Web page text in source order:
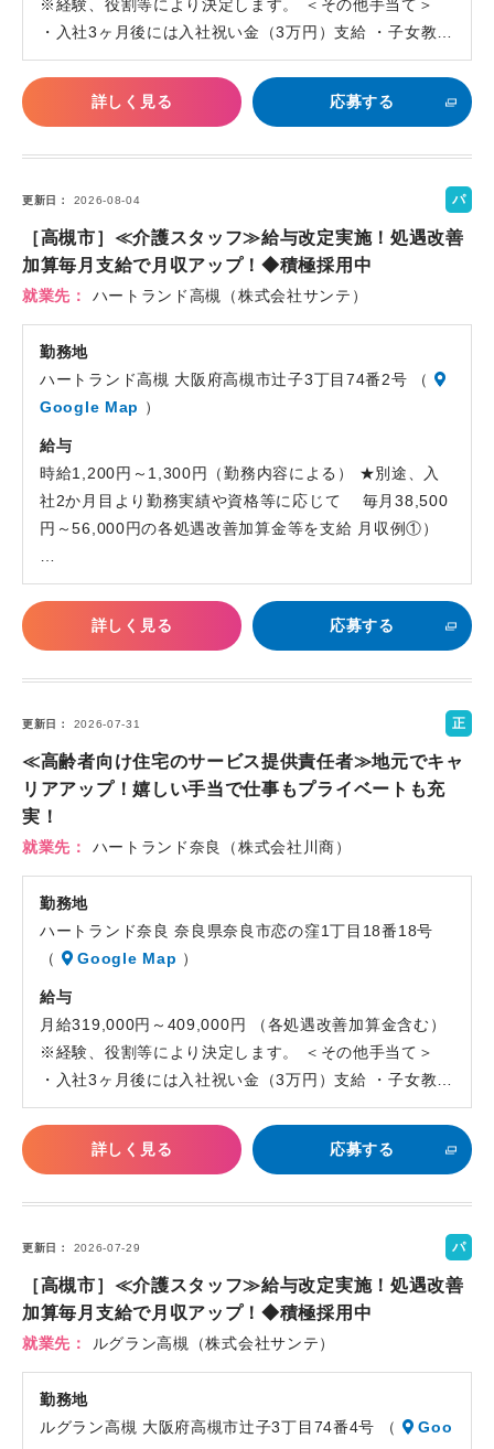
※経験、役割等により決定します。 ＜その他手当て＞
・入社3ヶ月後には入社祝い金（3万円）支給 ・子女教…
詳しく見る 応募する
更新日 2026-08-04
パ
ー
［高槻市］≪介護スタッフ≫給与改定実施！処遇改善
加算毎月支給で月収アップ！◆積極採用中
就業先 ハートランド高槻（株式会社サンテ）
勤務地
ハートランド高槻 大阪府高槻市辻子3丁目74番2号 （
Google Map ）
給与
時給1,200円～1,300円（勤務内容による） ★別途、入
社2か月目より勤務実績や資格等に応じて 毎月38,500
円～56,000円の各処遇改善加算金等を支給 月収例①）
詳しく見る 応募する
更新日 2026-07-31
正
≪高齢者向け住宅のサービス提供責任者≫地元でキャ
リアアップ！嬉しい手当で仕事もプライベートも充
実！
就業先 ハートランド奈良（株式会社川商）
勤務地
ハートランド奈良 奈良県奈良市恋の窪1丁目18番18号
（
Google Map ）
給与
月給319,000円～409,000円 （各処遇改善加算金含む）
※経験、役割等により決定します。 ＜その他手当て＞
・入社3ヶ月後には入社祝い金（3万円）支給 ・子女教…
詳しく見る 応募する
更新日 2026-07-29
パ
ー
［高槻市］≪介護スタッフ≫給与改定実施！処遇改善
加算毎月支給で月収アップ！◆積極採用中
就業先 ルグラン高槻（株式会社サンテ）
勤務地
ルグラン高槻 大阪府高槻市辻子3丁目74番4号 （
Goo